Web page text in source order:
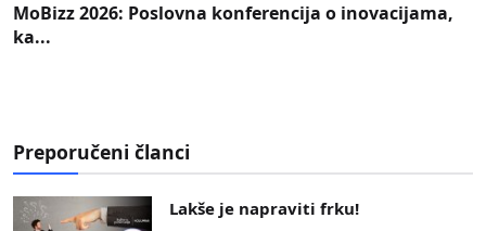
MoBizz 2026: Poslovna konferencija o inovacijama,
ka...
Preporučeni članci
Lakše je napraviti frku!